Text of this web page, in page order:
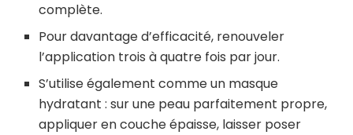
complète.
Pour davantage d’efficacité, renouveler
l’application trois à quatre fois par jour.
S’utilise également comme un masque
hydratant : sur une peau parfaitement propre,
appliquer en couche épaisse, laisser poser